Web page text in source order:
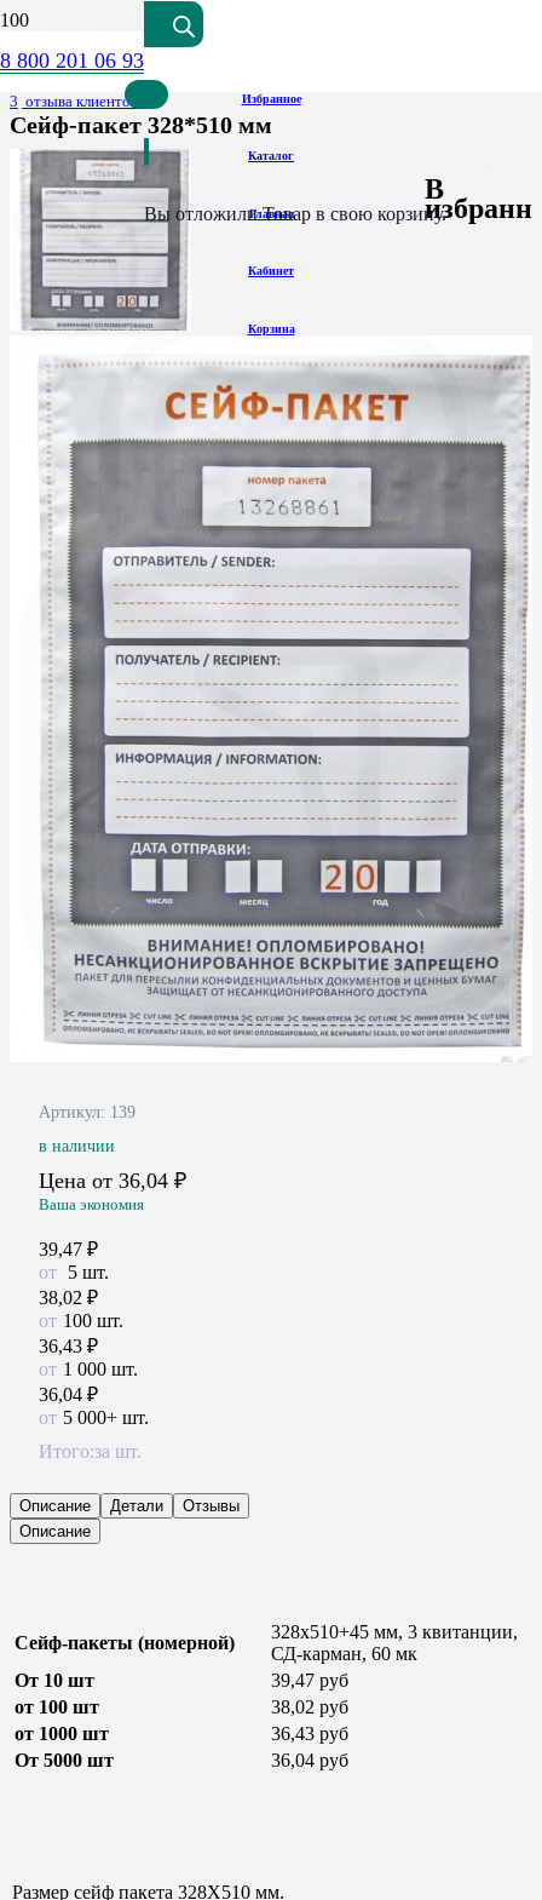
8 800 201 06 93
Вы отложилиТовар в свою корзину.
Избранное
Каталог
Главная
Кабинет
Корзина
Оценка4.00из 5
3 отзыва клиентов
Сейф-пакет 328*510 мм
В
Артикул: 139
в наличии
Цена от 36,04 ₽
Ваша экономия
39,47 ₽
5 шт.
38,02 ₽
100 шт.
36,43 ₽
1 000 шт.
36,04 ₽
5 000+ шт.
Итого:за шт.
Описание Детали
Отзывы
Описание
Сейф-пакеты (номерной)
328х510+45 мм, 3 квитанции,
СД-карман, 60 мк
От 10 шт
39,47 руб
от 100 шт
38,02 руб
от 1000 шт
36,43 руб
От 5000 шт
36,04 руб
Размер сейф пакета 328Х510 мм.